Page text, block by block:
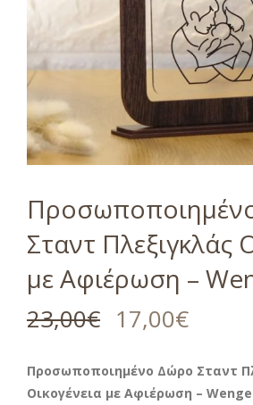
Σταντ Πλεξιγκλάς
με Αφιέρωση –
23,00€ 17,00€
Προσωποποιημένο Δώρο Σταντ
Οικογένεια με Αφιέρωση –